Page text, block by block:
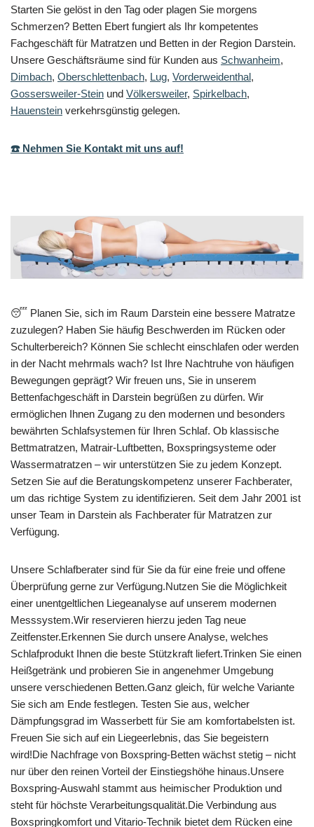
Starten Sie gelöst in den Tag oder plagen Sie morgens
Schmerzen? Betten Ebert fungiert als Ihr kompetentes
Fachgeschäft für Matratzen und Betten in der Region Darstein.
Unsere Geschäftsräume sind für Kunden aus Schwanheim,
Dimbach, Oberschlettenbach, Lug, Vorderweidenthal,
Gossersweiler-Stein und Völkersweiler, Spirkelbach,
Hauenstein verkehrsgünstig gelegen.
☎️ Nehmen Sie Kontakt mit uns auf!
😴 Planen Sie, sich im Raum Darstein eine bessere Matratze
zuzulegen? Haben Sie häufig Beschwerden im Rücken oder
Schulterbereich? Können Sie schlecht einschlafen oder werden
in der Nacht mehrmals wach? Ist Ihre Nachtruhe von häufigen
Bewegungen geprägt? Wir freuen uns, Sie in unserem
Bettenfachgeschäft in Darstein begrüßen zu dürfen. Wir
ermöglichen Ihnen Zugang zu den modernen und besonders
bewährten Schlafsystemen für Ihren Schlaf. Ob klassische
Bettmatratzen, Matrair-Luftbetten, Boxspringsysteme oder
Wassermatratzen – wir unterstützen Sie zu jedem Konzept.
Setzen Sie auf die Beratungskompetenz unserer Fachberater,
um das richtige System zu identifizieren. Seit dem Jahr 2001 ist
unser Team in Darstein als Fachberater für Matratzen zur
Verfügung.
Unsere Schlafberater sind für Sie da für eine freie und offene
Überprüfung gerne zur Verfügung.Nutzen Sie die Möglichkeit
einer unentgeltlichen Liegeanalyse auf unserem modernen
Messsystem.Wir reservieren hierzu jeden Tag neue
Zeitfenster.Erkennen Sie durch unsere Analyse, welches
Schlafprodukt Ihnen die beste Stützkraft liefert.Trinken Sie einen
Heißgetränk und probieren Sie in angenehmer Umgebung
unsere verschiedenen Betten.Ganz gleich, für welche Variante
Sie sich am Ende festlegen. Testen Sie aus, welcher
Dämpfungsgrad im Wasserbett für Sie am komfortabelsten ist.
Freuen Sie sich auf ein Liegeerlebnis, das Sie begeistern
wird!Die Nachfrage von Boxspring-Betten wächst stetig – nicht
nur über den reinen Vorteil der Einstiegshöhe hinaus.Unsere
Boxspring-Auswahl stammt aus heimischer Produktion und
steht für höchste Verarbeitungsqualität.Die Verbindung aus
Boxspringkomfort und Vitario-Technik bietet dem Rücken eine